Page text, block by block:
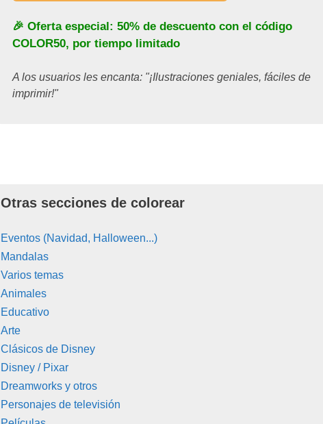
🎉 Oferta especial: 50% de descuento con el código
COLOR50, por tiempo limitado
A los usuarios les encanta: "¡Ilustraciones geniales, fáciles de
imprimir!"
Otras secciones de colorear
Eventos (Navidad, Halloween...)
Mandalas
Varios temas
Animales
Educativo
Arte
Clásicos de Disney
Disney / Pixar
Dreamworks y otros
Personajes de televisión